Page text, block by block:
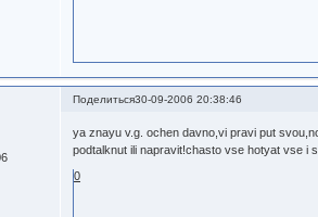
Поделиться30-09-2006 20:38:46
ya znayu v.g. ochen davno,vi pravi put
podtalknut ili napravit!chasto vse hotyat vse i
0